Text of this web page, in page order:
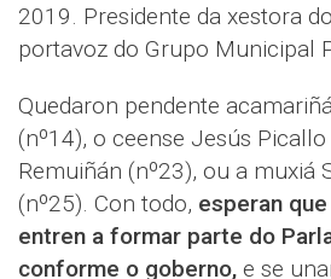
2019. Presidente da xestora
portavoz do Grupo Municipal
Quedaron pendente
(nº14), o ceense Jesús Picallo
Remuiñán (nº23), ou a muxiá
(nº25). Con todo, esperan
entren a formar parte do
conforme o goberno, e se